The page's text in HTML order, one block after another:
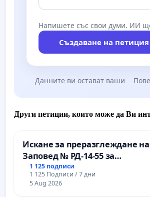
Напишете със свои думи. ИИ
Създаване на петиция
Данните ви остават ваши
Други петиции, които може да Ви
Искане за преразглеждане на
Заповед № РД-14-55 за
вливането на
Професионалната гимназия по
промишлени технологии в
1 125 подписи
1 125 Подписи / 7 дни
5 Aug 2026